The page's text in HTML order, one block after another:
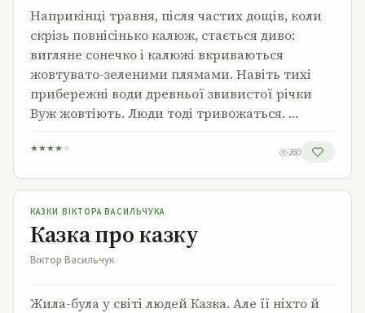
Наприкінці травня, після частих дощів, коли
скрізь повнісінько калюж, стається диво:
вигляне сонечко і калюжі вкриваються
жовтувато-зеленими плямами. Навіть тихі
прибережні води древньої звивистої річки
Вуж жовтіють. Люди тоді тривожаться. …
★★★★ ★ 260
Казка про казку
КАЗКИ ВІКТОРА ВАСИЛЬЧУКА
Казка про казку
Віктор Васильчук
Жила-була у світі людей Казка. Але її ніхто й